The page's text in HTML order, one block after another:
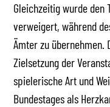
Gleichzeitig wurde den
verweigert, während
Ämter zu übernehmen.
Zielsetzung der
spielerische Art und
Bundestages als